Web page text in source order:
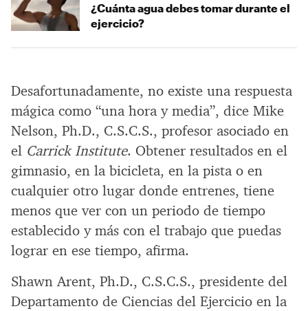
Desafortunadamente, no existe una respuesta
mágica como “una hora y media”, dice Mike
Nelson, Ph.D., C.S.C.S., profesor asociado en
el Carrick Institute. Obtener resultados en el
gimnasio, en la bicicleta, en la pista o en
cualquier otro lugar donde entrenes, tiene
menos que ver con un periodo de tiempo
establecido y más con el trabajo que puedas
lograr en ese tiempo, afirma.
Shawn Arent, Ph.D., C.S.C.S., presidente del
Departamento de Ciencias del Ejercicio en la
¿Cuánta agua debes tomar durante el
ejercicio?